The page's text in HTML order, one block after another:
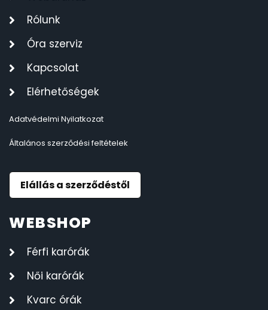
Rólunk
Óra szerviz
Kapcsolat
Elérhetőségek
Adatvédelmi Nyilatkozat
Általános szerződési feltételek
Elállás a szerződéstől
WEBSHOP
Férfi karórák
Női karórák
Kvarc órák